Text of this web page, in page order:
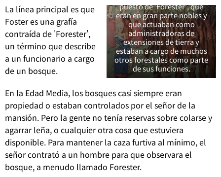
puesto de 'Forester', que
eran en gran parte nobles y
que actuaban como
administradoras de
extensiones de tierra y
estaban a cargo de muchos
otros forestales como parte
de sus funciones.
La línea principal es que
Foster es una grafía
contraída de 'Forester',
un término que describe
a un funcionario a cargo
de un bosque.
En la Edad Media, los bosques casi siempre eran
propiedad o estaban controlados por el señor de la
mansión. Pero la gente no tenía reservas sobre colarse y
agarrar leña, o cualquier otra cosa que estuviera
disponible. Para mantener la caza furtiva al mínimo, el
señor contrató a un hombre para que observara el
bosque, a menudo llamado Forester.